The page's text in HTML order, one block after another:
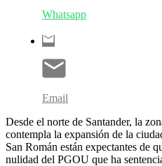
Whatsapp
Email
Desde el norte de Santander, la
contempla la expansión de la
San Román están expectantes de
nulidad del PGOU que ha